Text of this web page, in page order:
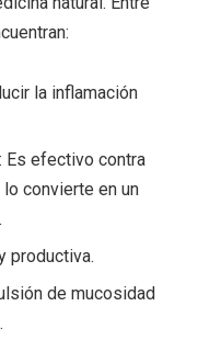
la inflamación
: Es efectivo contra
convierte en un
productiva.
de mucosidad